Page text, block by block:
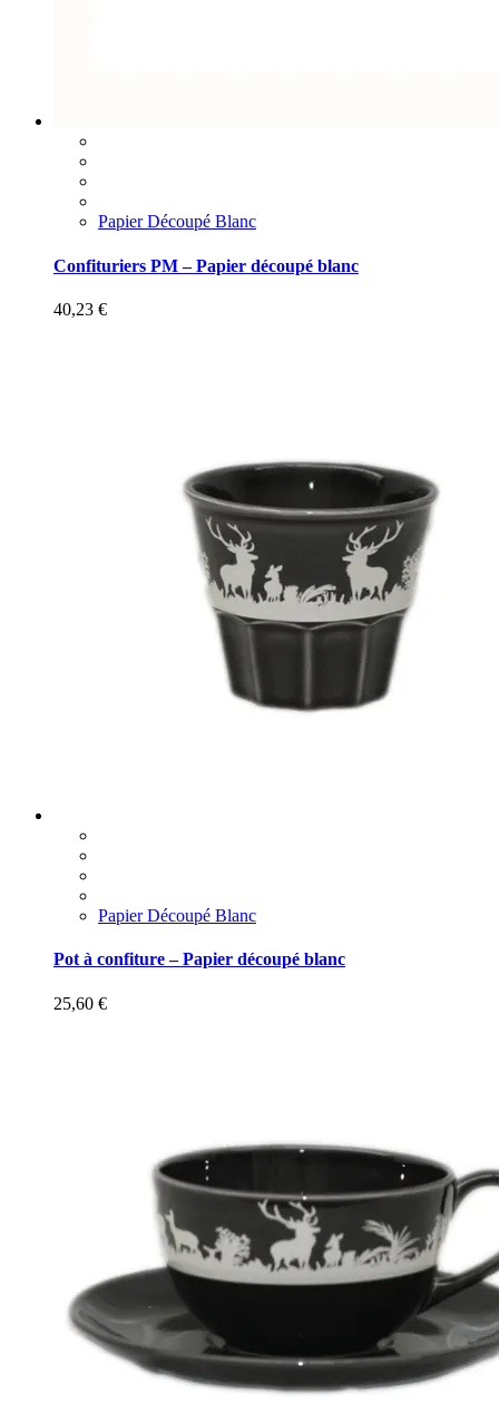
Papier Découpé Blanc
Confituriers PM – Papier découpé blanc
40,23 €
Papier Découpé Blanc
Pot à confiture – Papier découpé blanc
25,60 €